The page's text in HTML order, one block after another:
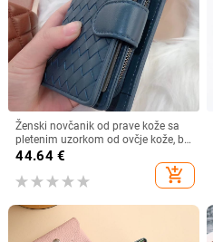
Ženski novčanik od prave kože sa
pletenim uzorkom od ovčje kože, bi-
fold dizajn, pretinac za novac i
44.64€
add_shopping_cart